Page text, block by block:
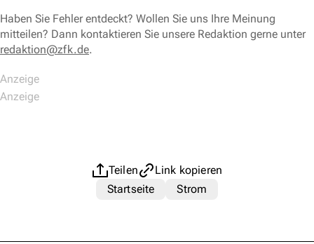
Haben Sie Fehler entdeckt? Wollen Sie uns Ihre Meinung
mitteilen? Dann kontaktieren Sie unsere Redaktion gerne unter
redaktion@zfk.de.
Teilen
Link kopieren
Startseite
Strom